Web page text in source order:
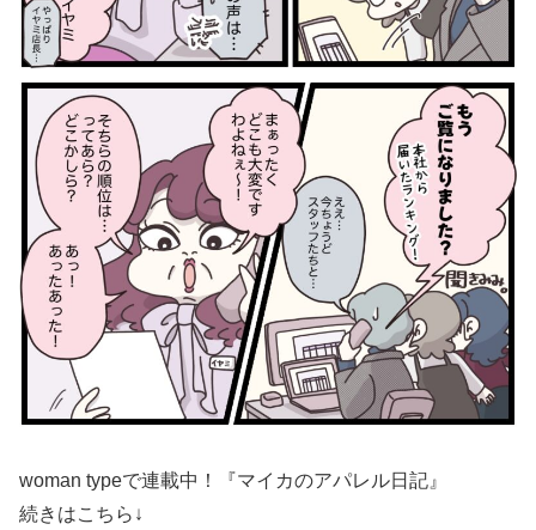
woman typeで連載中！『マイカのアパレル日記 』
続きはこちら↓